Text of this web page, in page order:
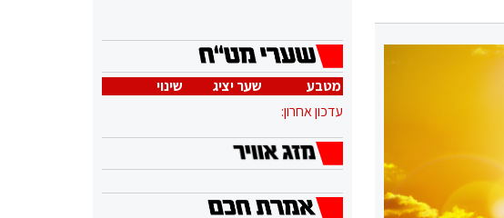
מטבע שער יציג
שינוי
עדכון אחרון: